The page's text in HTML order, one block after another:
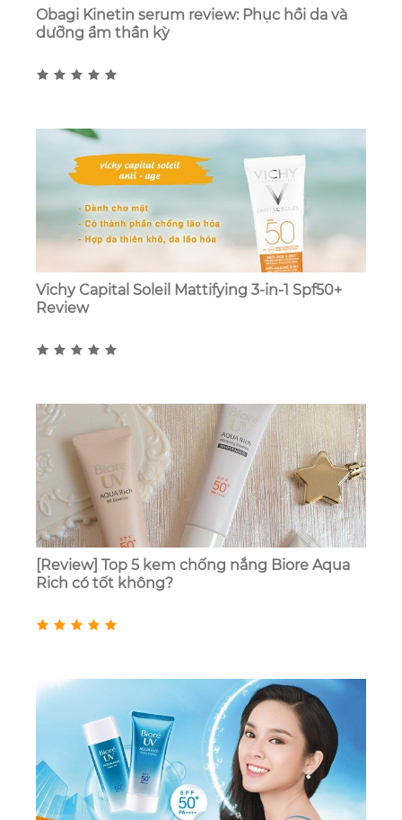
Obagi Kinetin serum review: Phục hồi da và
dưỡng ẩm thần kỳ
Vichy Capital Soleil Mattifying 3-in-1 Spf50+
Review
[Review] Top 5 kem chống nắng Biore Aqua
Rich có tốt không?